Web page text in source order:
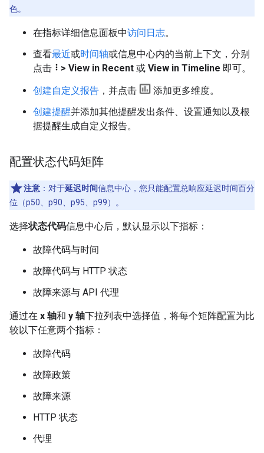
色。
在指标详细信息面板中访问日志。
查看最近或时间轴或信息中心内的当前上下文，分别
点击
> View in Recent 或 View in Timeline 即可。
创建自定义报告 ，并点击
添加更多维度。
创建提醒并添加其他提醒发出条件、设置通知以及根
据提醒生成自定义报告。
配置状态代码矩阵
注意 ：对于延迟时间信息中心，您只能配置总响应延迟时间百分
位（p50、p90、p95、p99）。
选择状态代码信息中心后，默认显示以下指标：
故障代码与时间
故障代码与 HTTP 状态
故障来源与 API 代理
通过在 x 轴和 y 轴下拉列表中选择值，将每个矩阵配置为比
较以下任意两个指标：
故障代码
故障政策
故障来源
HTTP 状态
代理